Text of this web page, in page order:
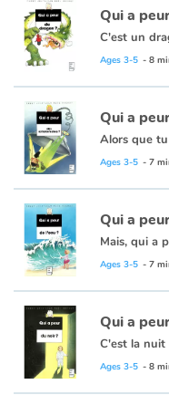
Qui a
Ages 3-5 - 8
Qui a
Ages 3-5 - 7
Qui a
Mais, qui a
Ages 3-5 - 7
Qui a
Ages 3-5 - 8